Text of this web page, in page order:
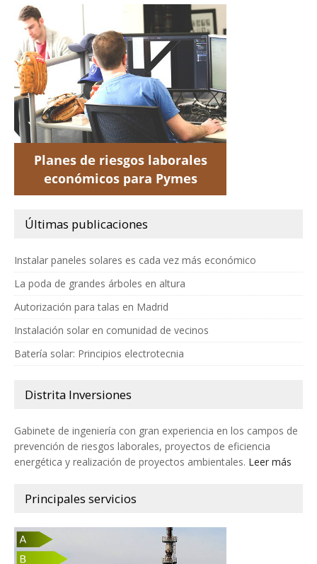
Últimas publicaciones
Instalar paneles solares es cada vez más económico
La poda de grandes árboles en altura
Autorización para talas en Madrid
Instalación solar en comunidad de vecinos
Batería solar: Principios electrotecnia
Distrita Inversiones
Gabinete de ingeniería con gran experiencia en los campos de
prevención de riesgos laborales, proyectos de eficiencia
energética y realización de proyectos ambientales. Leer más
Principales servicios